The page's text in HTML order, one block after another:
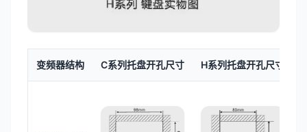
变频器结构 C系列托盘开孔尺寸 H系列托盘开孔尺寸